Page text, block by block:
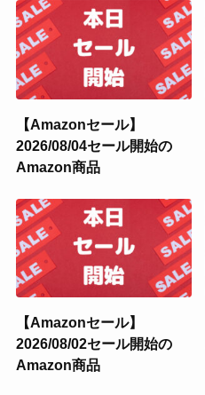
【Amazonセール】
2026/08/04セール開始の
Amazon商品
【Amazonセール】
2026/08/02セール開始の
Amazon商品